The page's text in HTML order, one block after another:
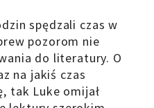
spędzali czas w
pozorom nie
do literatury. O
na jakiś czas
tak Luke omijał